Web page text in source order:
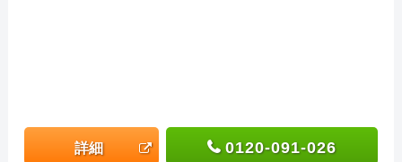
詳細 0120-091-026